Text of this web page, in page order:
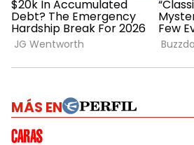
MÁS EN